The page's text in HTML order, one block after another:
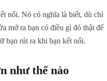
nối. Nó có nghĩa là biết, dù chỉ
mở ra bạn có điều gì đó thật để
bạn rút ra khi bạn kết nối.
như thế nào